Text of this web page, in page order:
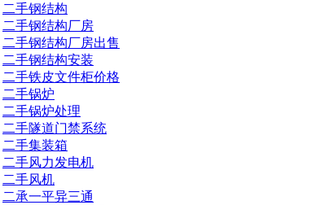
二手钢结构
二手钢结构厂房
二手钢结构厂房出售
二手钢结构安装
二手铁皮文件柜价格
二手锅炉
二手锅炉处理
二手隧道门禁系统
二手集装箱
二手风力发电机
二手风机
二承一平异三通